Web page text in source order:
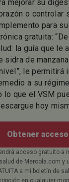
mejorar su
o controlar
para
gratuita:
la guía que le
sidra de
le permitirá
a su
lo que el VSM
hoy
Obtener acceso
acceso gratuito a
de Mercola.com y
a mi boletín de
en cualquier